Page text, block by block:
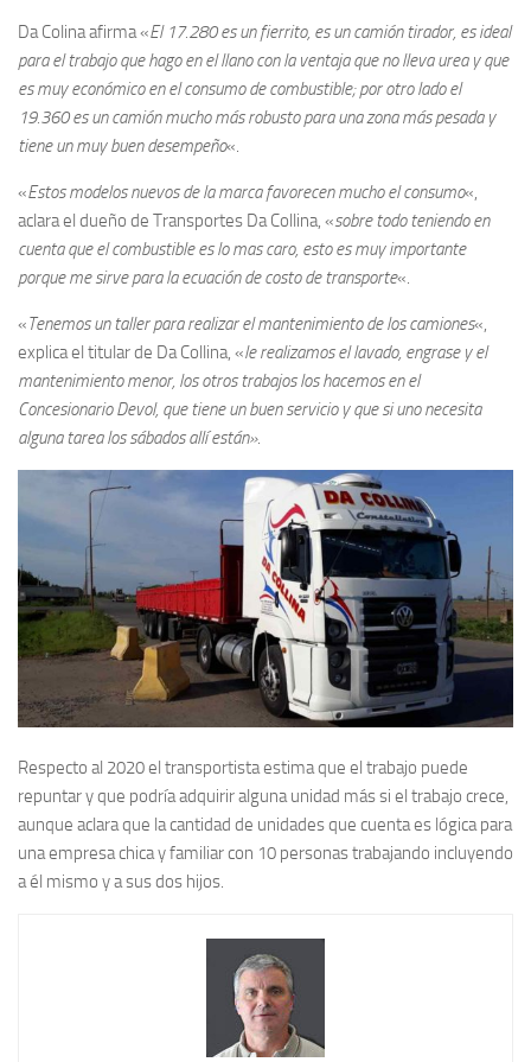
Da Colina afirma «El 17.280 es un fierrito, es un camión tirador, es ideal
para el trabajo que hago en el llano con la ventaja que no lleva urea y que
es muy económico en el consumo de combustible; por otro lado el
19.360 es un camión mucho más robusto para una zona más pesada y
tiene un muy buen desempeño«.
«Estos modelos nuevos de la marca favorecen mucho el consumo«,
aclara el dueño de Transportes Da Collina, «sobre todo teniendo en
cuenta que el combustible es lo mas caro, esto es muy importante
porque me sirve para la ecuación de costo de transporte«.
«Tenemos un taller para realizar el mantenimiento de los camiones«,
explica el titular de Da Collina, «le realizamos el lavado, engrase y el
mantenimiento menor, los otros trabajos los hacemos en el
Concesionario Devol, que tiene un buen servicio y que si uno necesita
alguna tarea los sábados allí están».
Respecto al 2020 el transportista estima que el trabajo puede
repuntar y que podría adquirir alguna unidad más si el trabajo crece,
aunque aclara que la cantidad de unidades que cuenta es lógica para
una empresa chica y familiar con 10 personas trabajando incluyendo
a él mismo y a sus dos hijos.